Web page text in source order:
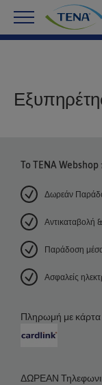
To TENA Webshop
Δωρεάν
Αντικαταβολή
Παράδοση μέσα
Ασφαλείς
Πληρωμή με κάρτα
ΔΩΡΕΑΝ